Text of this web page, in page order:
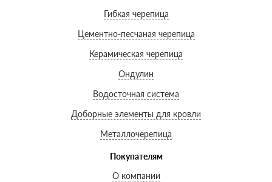
Гибкая черепица
Цементно-песчаная черепица
Керамическая черепица
Ондулин
Водосточная система
Доборные элементы для кровли
Металлочерепица
Покупателям
О компании